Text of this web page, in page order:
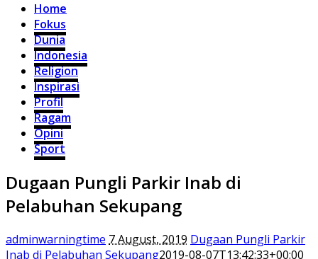
Home
Fokus
Dunia
Indonesia
Religion
Inspirasi
Profil
Ragam
Opini
Sport
Dugaan Pungli Parkir Inab di
Pelabuhan Sekupang
adminwarningtime 7 August, 2019 Dugaan Pungli Parkir
Inab di Pelabuhan Sekupang2019-08-07T13:42:33+00:00